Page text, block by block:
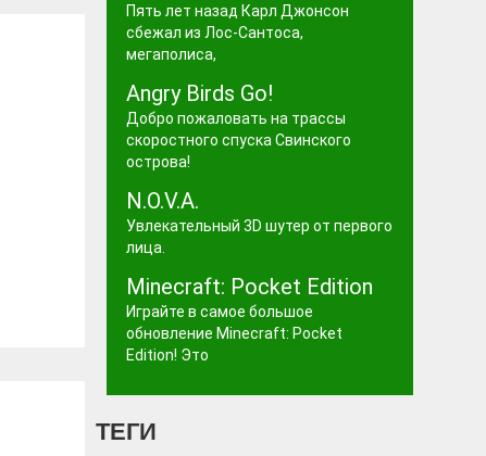
Пять лет назад Карл Джонсон
сбежал из Лос-Сантоса,
мегаполиса,
Angry Birds Go!
Добро пожаловать на трассы
скоростного спуска Свинского
острова!
N.O.V.A.
Увлекательный 3D шутер от первого
лица.
Minecraft: Pocket Edition
Играйте в самое большое
обновление Minecraft: Pocket
Edition! Это
ТЕГИ